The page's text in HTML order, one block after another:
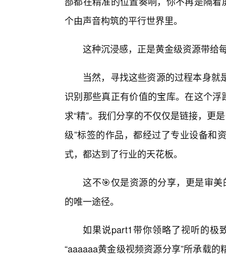
个由声音构筑的平行世界里。
这种沉浸感，正是黄金级资源带给
当然，寻找这些资源的过程本身
识别那些真正有价值的宝库。在这个
求“精”。我们分享的不仅仅是链接，更
级”标签的作品，都经过了专业设备和
式，都达到了行业的天花板。
这不🎯仅是资源的分享，更是审
的唯一途径。
如果说part1带你领略了视听的极
“aaaaaa黄金级视频资源分享”所承载